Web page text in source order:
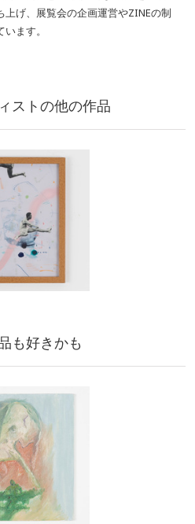
げ、展覧会の企画運営やZINEの制
ます。
ストの他の作品
も好きかも